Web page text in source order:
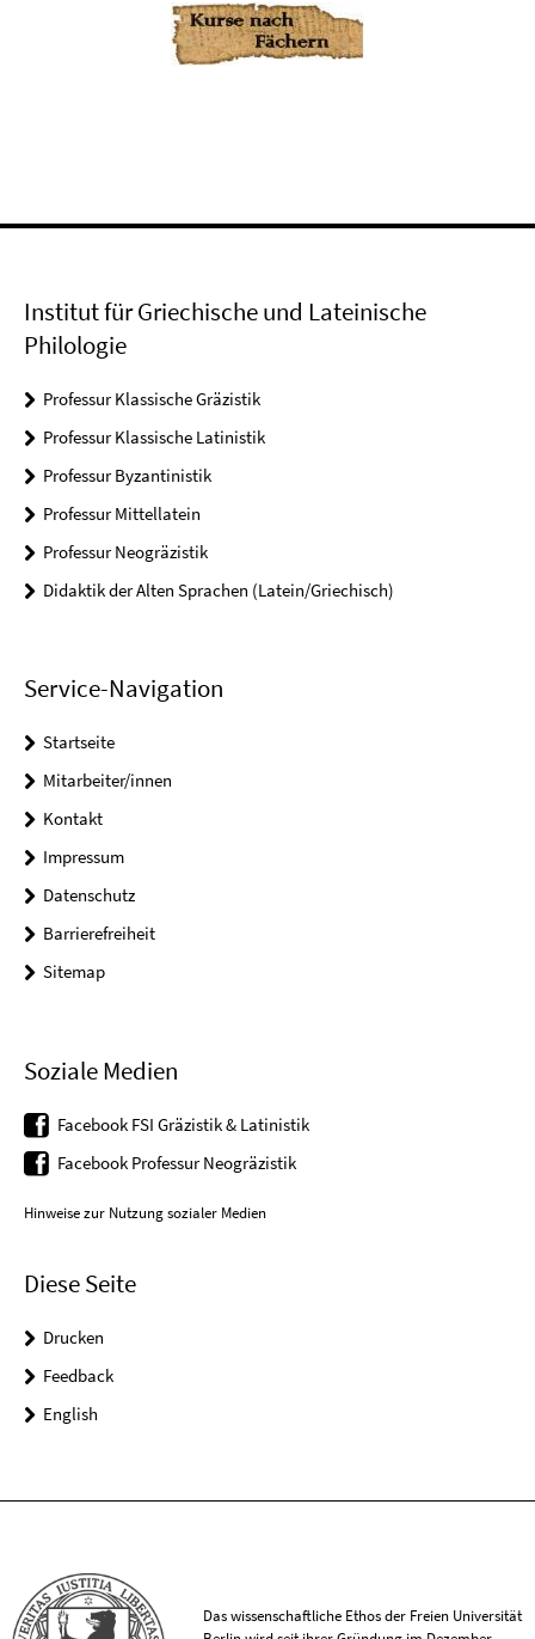
Institut für Griechische und Lateinische
Philologie
Professur Klassische Gräzistik
Professur Klassische Latinistik
Professur Byzantinistik
Professur Mittellatein
Professur Neogräzistik
Didaktik der Alten Sprachen (Latein/Griechisch)
Service-Navigation
Startseite
Mitarbeiter/innen
Kontakt
Impressum
Datenschutz
Barrierefreiheit
Sitemap
Soziale Medien
Facebook FSI Gräzistik & Latinistik
Facebook Professur Neogräzistik
Hinweise zur Nutzung sozialer Medien
Diese Seite
Drucken
Feedback
English
Das wissenschaftliche Ethos der Freien Universität